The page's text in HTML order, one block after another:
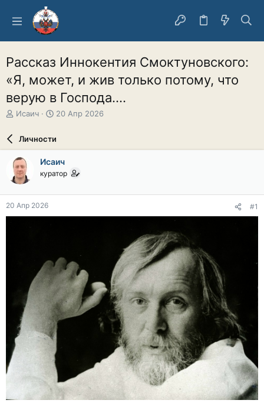
Рассказ Иннокентия Смоктуновского:
«Я, может, и жив только потому, что
верую в Господа....
А
о
р
т
е
м
ы
Исаич
Д
а
а
ч
л
20 Апр 2026
Личности
Исаич
куратор
20 Апр 2026 #1